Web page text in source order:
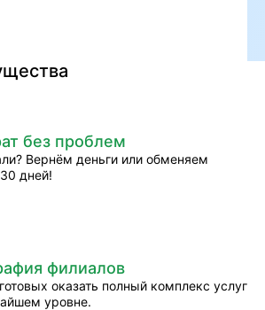
без проблем
Вернём деньги или обменяем
дней!
филиалов
оказать полный комплекс услуг
уровне.